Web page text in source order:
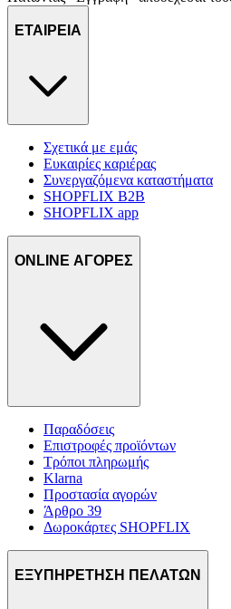
ΕΤΑΙΡΕΙΑ
Σχετικά με εμάς
Ευκαιρίες καριέρας
Συνεργαζόμενα καταστήματα
SHOPFLIX B2B
SHOPFLIX app
ONLINE ΑΓΟΡΕΣ
Παραδόσεις
Επιστροφές προϊόντων
Τρόποι πληρωμής
Klarna
Προστασία αγορών
Άρθρο 39
Δωροκάρτες SHOPFLIX
ΕΞΥΠΗΡΕΤΗΣΗ ΠΕΛΑΤΩΝ